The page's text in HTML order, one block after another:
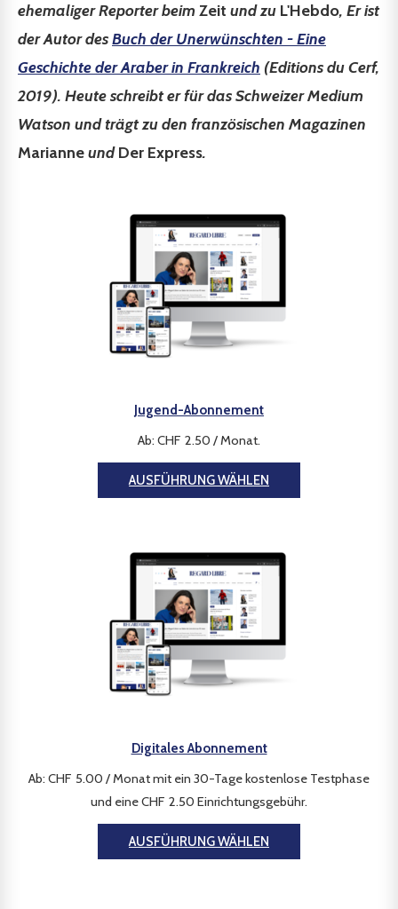
ehemaliger Reporter beim Zeit und zu L'Hebdo, Er ist
der Autor desBuch der Unerwünschten - Eine
Geschichte der Araber in Frankreich (Editions du Cerf,
2019). Heute schreibt er für das Schweizer Medium
Watson und trägt zu den französischen Magazinen
MarianneundDer Express.
Jugend-Abonnement
Ab: CHF 2.50 / Monat.
AUSFÜHRUNG WÄHLEN
Digitales Abonnement
Ab: CHF 5.00 / Monat mit ein 30-Tage kostenlose Testphase
und eineCHF 2.50 Einrichtungsgebühr.
AUSFÜHRUNG WÄHLEN